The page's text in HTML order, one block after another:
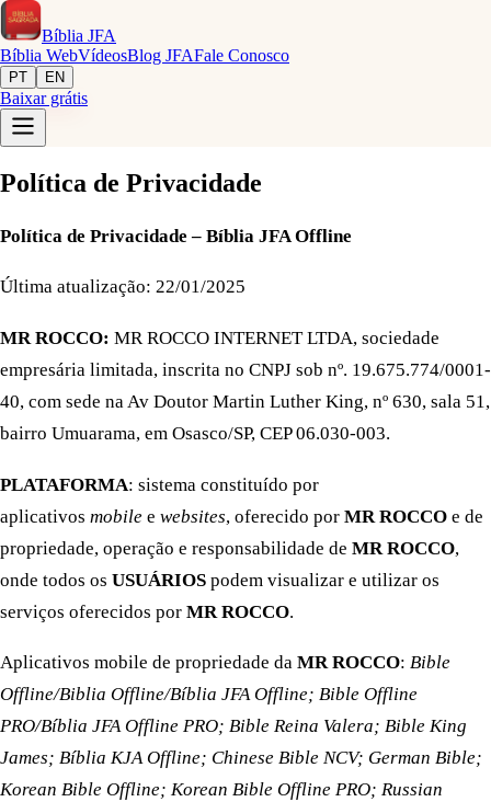
Bíblia JFA
Bíblia WebVídeosBlog JFAFale Conosco
PT EN
Baixar grátis
Política de Privacidade
Política de Privacidade – Bíblia JFA Offline
Última atualização: 22/01/2025
MR ROCCO: MR ROCCO INTERNET LTDA, sociedade
empresária limitada, inscrita no CNPJ sob nº. 19.675.774/0001-
40, com sede na Av Doutor Martin Luther King, nº 630, sala 51,
bairro Umuarama, em Osasco/SP, CEP 06.030-003.
PLATAFORMA: sistema constituído por
aplicativos mobile e websites, oferecido por MR ROCCO e de
propriedade, operação e responsabilidade de MR ROCCO,
onde todos os USUÁRIOS podem visualizar e utilizar os
serviços oferecidos por MR ROCCO.
Aplicativos mobile de propriedade da MR ROCCO: Bible
Offline/Biblia Offline/Bíblia JFA Offline; Bible Offline
PRO/Bíblia JFA Offline PRO; Bible Reina Valera; Bible King
James; Bíblia KJA Offline; Chinese Bible NCV; German Bible;
Korean Bible Offline; Korean Bible Offline PRO; Russian